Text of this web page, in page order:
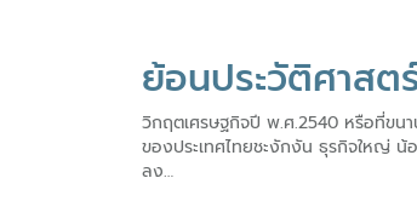
ย้อนประวัติศาส
วิกฤตเศรษฐกิจปี พ.ศ.2540 หรือที่ขน
ของประเทศไทยชะงักงัน ธุรกิจใหญ่
ลง…